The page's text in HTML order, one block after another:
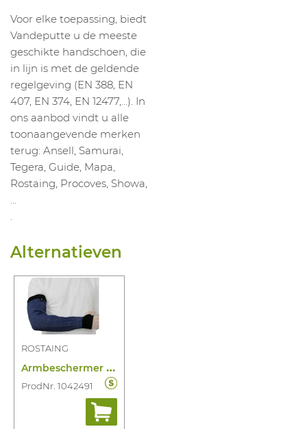
Voor elke toepassing, biedt
Vandeputte u de meeste
geschikte handschoen, die
in lijn is met de geldende
regelgeving (EN 388, EN
407, EN 374, EN 12477,…). In
ons aanbod vindt u alle
toonaangevende merken
terug: Ansell, Samurai,
Tegera, Guide, Mapa,
Rostaing, Procoves, Showa,
Alternatieven
ROSTAING
A
rmbeschermer ERGOMASTER45VL
ProdNr. 1042491